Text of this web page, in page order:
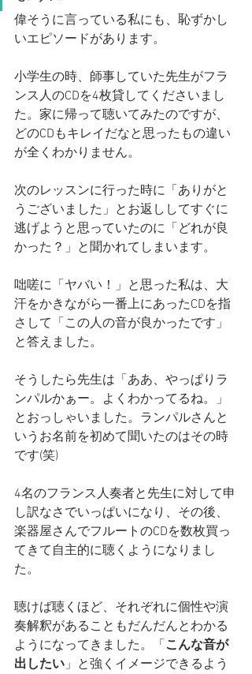
偉そうに言っている私にも、恥ずかし
いエピソードがあります。
小学生の時、師事していた先生がフラ
ンス人のCDを4枚貸してくださいまし
た。家に帰って聴いてみたのですが、
どのCDもキレイだなと思ったもの違い
が全くわかりません。
次のレッスンに行った時に「ありがと
うございました」とお返ししてすぐに
逃げようと思っていたのに「どれが良
かった？」と聞かれてしまいます。
咄嗟に「ヤバい！」と思った私は、大
汗をかきながら一番上にあったCDを指
さして「この人の音が良かったです」
と答えました。
そうしたら先生は「ああ、やっぱりラ
ンパルかぁー。よくわかってるね。」
とおっしゃいました。ランパルさんと
いうお名前を初めて聞いたのはその時
です(笑)
4名のフランス人奏者と先生に対して申
し訳なさでいっぱいになり、その後、
楽器屋さんでフルートのCDを数枚買っ
てきて自主的に聴くようになりまし
た。
聴けば聴くほど、それぞれに個性や演
奏解釈があることもだんだんとわかる
ようになってきました。「 こんな音が
出したい」と強くイメージできるよう